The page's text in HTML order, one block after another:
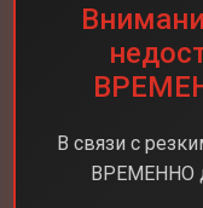
В связи с
ВРЕМЕННО